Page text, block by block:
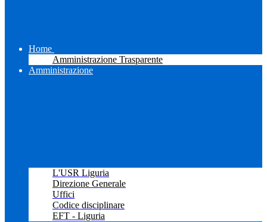
Home
Amministrazione Trasparente
Amministrazione
L'USR Liguria
Direzione Generale
Uffici
Codice disciplinare
EFT - Liguria